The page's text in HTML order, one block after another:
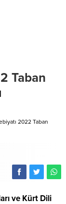
Taban
2022 Taban
ve Kürt Dili